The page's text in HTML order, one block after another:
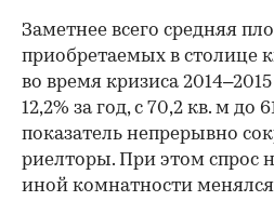
Заметнее всего средняя
приобретаемых в столице
во время кризиса
12,2% за год, с 70,2 кв. м до
показатель непрерывно
риелторы. При этом спрос
иной комнатности менялся